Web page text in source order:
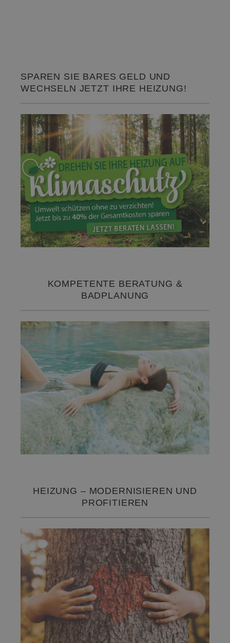
SPAREN SIE BARES GELD UND
WECHSELN JETZT IHRE HEIZUNG!
KOMPETENTE BERATUNG &
BADPLANUNG
HEIZUNG – MODERNISIEREN UND
PROFITIEREN